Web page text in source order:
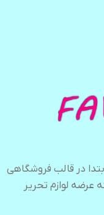
اینترنتی فیواستور در سال ۱۳۹۸ ابتدا در قالب فروشگاهی
عرضه لوازم تحریر